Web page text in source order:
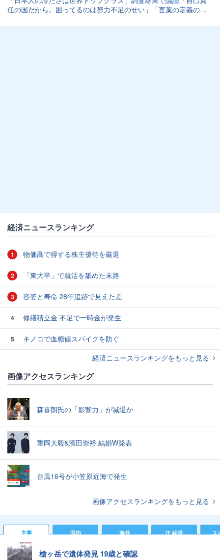
任の国だから。困ってるのは努力不足のせい」「言葉の定義の問
経済ニュースランキング
1 物価高で得する株主優待を厳選
2 「東大卒」で就活を舐めた末路
3 容姿と寿命 28年追跡で見えた差
4 修繕積立金 不足で一時金が発生
5
キノコで血糖値スパイクを防ぐ
経済ニュースランキングをもっと見る
画像アクセスランキング
森喜朗氏の「影響力」が減退か
重岡大毅&濱田崇裕 結婚W発表
台風16号が小笠原近海で発生
画像アクセスランキングをもっと見る
主要 国内 海外 IT 経済 ス
槍ヶ岳で遺体発見 19歳と確認